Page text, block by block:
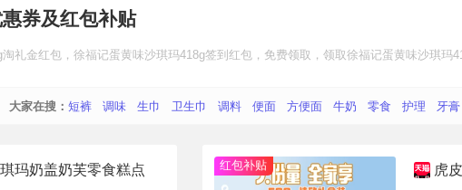
券及红包补贴
淘礼金红包 ，徐福记蛋黄味沙琪玛418g签到红包 ，免费领取，领取徐福记蛋黄味沙琪玛
大家在搜： 短裤 调味 生巾 卫生巾 调料 便面 方便面 牛奶 零食 护理 牙膏
玛奶盖奶芙零食糕点 红包补贴 虎